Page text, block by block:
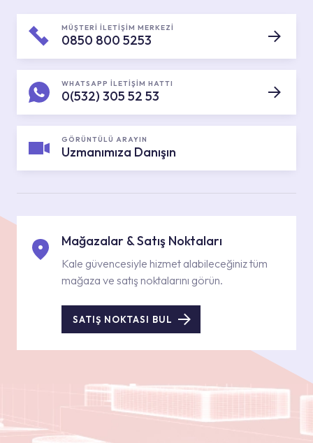
MÜŞTERİ İLETİŞİM MERKEZİ
0850 800 5253
WHATSAPP İLETİŞİM HATTI
0(532) 305 52 53
GÖRÜNTÜLÜ ARAYIN
Uzmanımıza Danışın
Mağazalar & Satış Noktaları
Kale güvencesiyle hizmet alabileceğiniz tüm
mağaza ve satış noktalarını görün.
SATIŞ NOKTASI BUL